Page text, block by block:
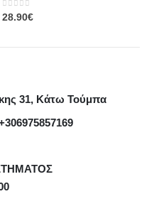
0out of 5
28.90€
31, Κάτω Τούμπα